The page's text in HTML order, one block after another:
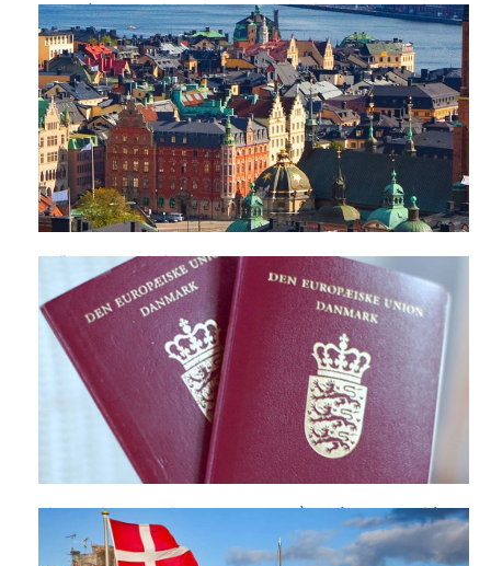
Bí quyết chứng minh tài chính khi xin visa Đan Mạch hiệu
quả nhất
Những lưu ý khi xin visa Đan Mạch
Kinh nghiệm làm visa Đan Mạch chuẩn nhất bạn nên biết